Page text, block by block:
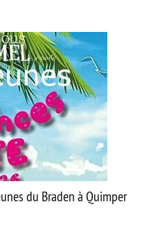
du Braden à Quimper